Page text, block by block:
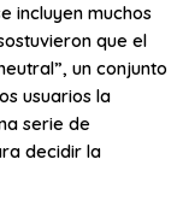
incluyen muchos
que el
un conjunto
usuarios la
serie de
decidir la